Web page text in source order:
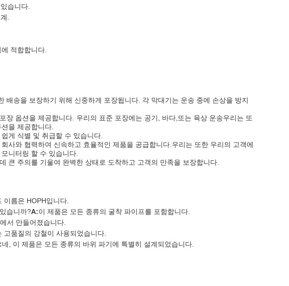
습니다.
.
적합합니다.
배송을 보장하기 위해 신중하게 포장됩니다. 각 막대기는 운송 중에 손상을 방지
장 옵션을 제공합니다. 우리의 표준 포장에는 공기, 바다,또는 육상 운송우리는 또
을 제공합니다.
게 식별 및 취급할 수 있습니다.
사와 협력하여 신속하고 효율적인 제품을 공급합니다.우리는 또한 우리의 고객에
니터링 할 수 있습니다.
큰 주의를 기울여 완벽한 상태로 도착하고 고객의 만족을 보장합니다.
이름은 HOPH입니다.
습니까?A:이 제품은 모든 종류의 굴착 파이프를 포함합니다.
서 만들어졌습니다.
고품질의 강철이 사용되었습니다.
네, 이 제품은 모든 종류의 바위 파기에 특별히 설계되었습니다.